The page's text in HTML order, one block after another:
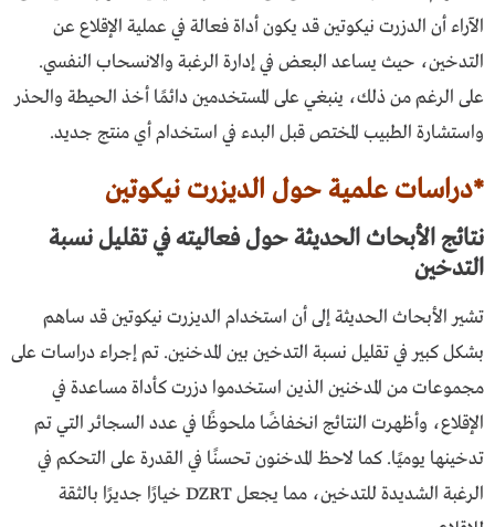
الآراء أن الدزرت نيكوتين قد يكون أداة فعالة في عملية الإقلاع عن
التدخين، حيث يساعد البعض في إدارة الرغبة والانسحاب النفسي.
على الرغم من ذلك، ينبغي على المستخدمين دائمًا أخذ الحيطة والحذر
واستشارة الطبيب المختص قبل البدء في استخدام أي منتج جديد.
*دراسات علمية حول الديزرت نيكوتين
نتائج الأبحاث الحديثة حول فعاليته في تقليل نسبة
التدخين
تشير الأبحاث الحديثة إلى أن استخدام الديزرت نيكوتين قد ساهم
بشكل كبير في تقليل نسبة التدخين بين المدخنين. تم إجراء دراسات على
مجموعات من المدخنين الذين استخدموا دزرت كأداة مساعدة في
الإقلاع، وأظهرت النتائج انخفاضًا ملحوظًا في عدد السجائر التي تم
تدخينها يوميًا. كما لاحظ المدخنون تحسنًا في القدرة على التحكم في
الرغبة الشديدة للتدخين، مما يجعل DZRT خيارًا جديرًا بالثقة